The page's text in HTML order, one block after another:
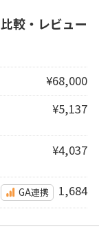
較・レビュー
¥68,000
¥5,137
¥4,037
GA連携 1,684